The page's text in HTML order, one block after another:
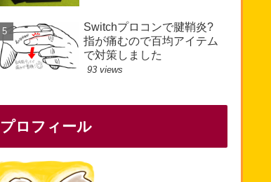
Switchプロコンで腱鞘炎?
指が痛むので百均アイテム
で対策しました
93 views
プロフィール